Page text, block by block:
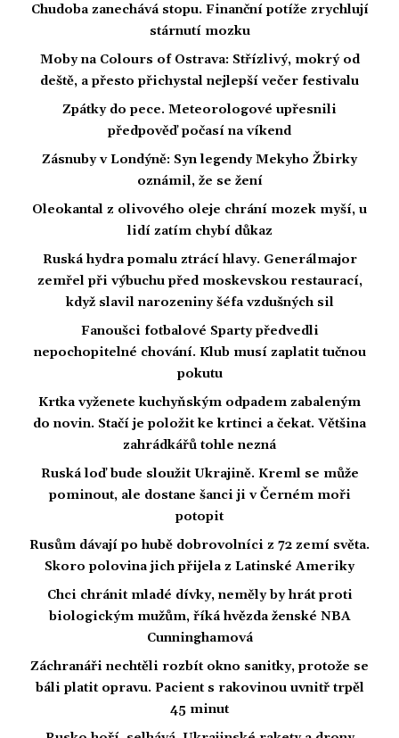
Chudoba zanechává stopu. Finanční potíže zrychlují
stárnutí mozku
Moby na Colours of Ostrava: Střízlivý, mokrý od
deště, a přesto přichystal nejlepší večer festivalu
Zpátky do pece. Meteorologové upřesnili
předpověď počasí na víkend
Zásnuby v Londýně: Syn legendy Mekyho Žbirky
oznámil, že se žení
Oleokantal z olivového oleje chrání mozek myší, u
lidí zatím chybí důkaz
Ruská hydra pomalu ztrácí hlavy. Generálmajor
zemřel při výbuchu před moskevskou restaurací,
když slavil narozeniny šéfa vzdušných sil
Fanoušci fotbalové Sparty předvedli
nepochopitelné chování. Klub musí zaplatit tučnou
pokutu
Krtka vyženete kuchyňským odpadem zabaleným
do novin. Stačí je položit ke krtinci a čekat. Většina
zahrádkářů tohle nezná
Ruská loď bude sloužit Ukrajině. Kreml se může
pominout, ale dostane šanci ji v Černém moři
potopit
Rusům dávají po hubě dobrovolníci z 72 zemí světa.
Skoro polovina jich přijela z Latinské Ameriky
Chci chránit mladé dívky, neměly by hrát proti
biologickým mužům, říká hvězda ženské NBA
Cunninghamová
Záchranáři nechtěli rozbít okno sanitky, protože se
báli platit opravu. Pacient s rakovinou uvnitř trpěl
45 minut